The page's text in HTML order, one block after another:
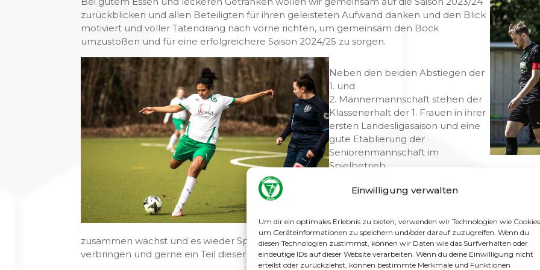
Einwilligung verwalten
Um dir ein optimales Erlebnis zu bieten, verwenden wir Technologien wie
um Geräteinformationen zu speichern und/oder darauf zuzugreifen. Wenn du
diesen Technologien zustimmst, können wir Daten wie das Surfverhalten oder
eindeutige IDs auf dieser Website verarbeiten. Wenn du deine Einwilligung nicht
erteilst oder zurückziehst, können bestimmte Merkmale und Funktionen
zurückblicken und allen Beteiligten für ihren geleisteten Aufwand danken und den Blick
motiviert und voller Tatendrang nach vorne richten, um gemeinsam den Bock
umzustoßen und für eine erfolgreichere Saison 2024/25 zu sorgen.
Neben den beiden Abstiegen der
1. und
2. Männermannschaft stehen der
Klassenerhalt der 1. Frauen in ihrer
ersten Landesligasaison und eine
gute Etablierung der
Seniorenmannschaft im
Spielbetrieb.
Mit diesem Event wollen wir den
die Gatower Familie weiter
zusammen wächst und es wieder Spaß macht in diesem Verein miteinander Zeit zu
verbringen und gerne ein Teil dieser Familie zu sein.